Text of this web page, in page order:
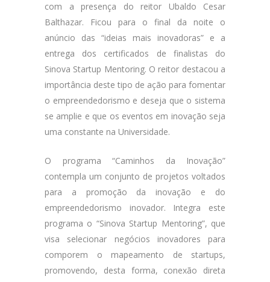
com a presença do reitor Ubaldo Cesar
Balthazar. Ficou para o final da noite o
anúncio das “ideias mais inovadoras” e a
entrega dos certificados de finalistas do
Sinova Startup Mentoring. O reitor destacou a
importância deste tipo de ação para fomentar
o empreendedorismo e deseja que o sistema
se amplie e que os eventos em inovação seja
uma constante na Universidade.
O programa “Caminhos da Inovação”
contempla um conjunto de projetos voltados
para a promoção da inovação e do
empreendedorismo inovador. Integra este
programa o “Sinova Startup Mentoring”, que
visa selecionar negócios inovadores para
comporem o mapeamento de startups,
promovendo, desta forma, conexão direta